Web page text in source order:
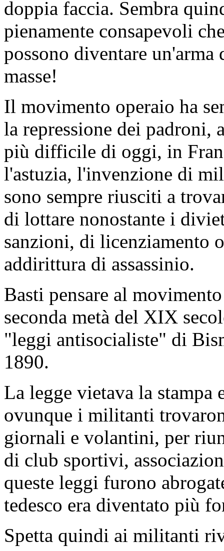
doppia faccia. Sembra
pienamente consapevoli
possono diventare un'arma
masse!
Il movimento operaio ha
la repressione dei padroni,
più difficile di oggi, in
l'astuzia, l'invenzione di
sono sempre riusciti a
di lottare nonostante i
sanzioni, di licenziamento
addirittura di assassinio.
Basti pensare al
seconda metà del XIX
"leggi antisocialiste" di
1890.
La legge vietava la
ovunque i militanti
giornali e volantini, per
di club sportivi,
queste leggi furono
tedesco era diventato più
Spetta quindi ai militanti